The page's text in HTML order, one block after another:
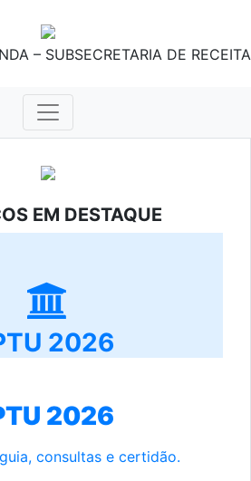
– SUBSECRETARIA DE RECEITA
EM DESTAQUE
2026
2026
consultas e certidão.